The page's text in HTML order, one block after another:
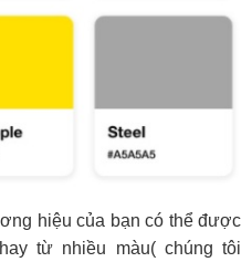
hiệu của bạn có thể được
từ nhiều màu( chúng tôi